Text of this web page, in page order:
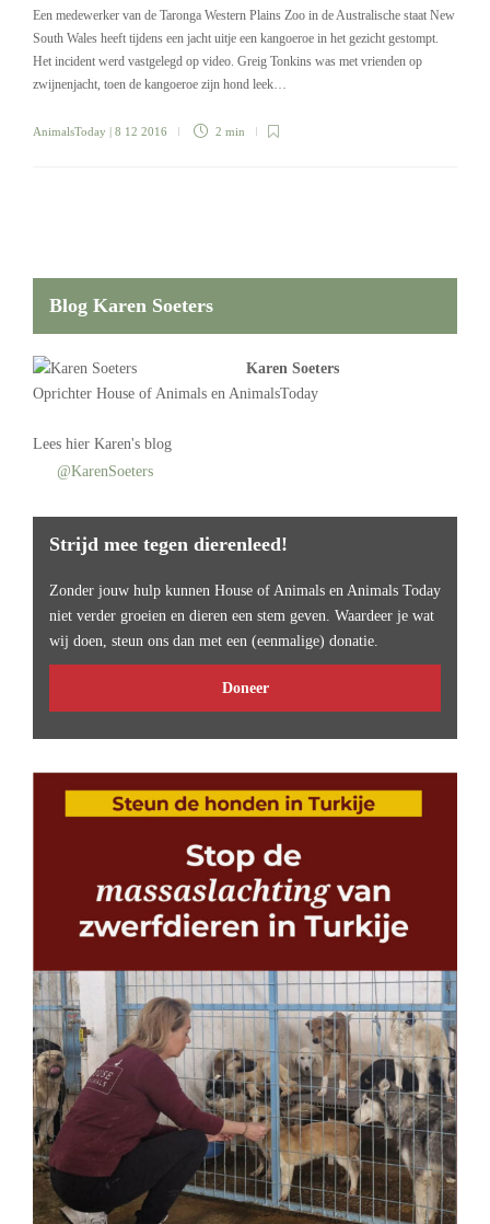
Een medewerker van de Taronga Western Plains Zoo in de Australische staat New
South Wales heeft tijdens een jacht uitje een kangoeroe in het gezicht gestompt.
Het incident werd vastgelegd op video. Greig Tonkins was met vrienden op
zwijnenjacht, toen de kangoeroe zijn hond leek…
AnimalsToday | 8 12 2016 2 min
Blog Karen Soeters
Karen Soeters
Oprichter House of Animals en AnimalsToday
Lees hier Karen's blog
@KarenSoeters
Strijd mee tegen dierenleed!
Zonder jouw hulp kunnen House of Animals en Animals Today
niet verder groeien en dieren een stem geven. Waardeer je wat
wij doen, steun ons dan met een (eenmalige) donatie.
Doneer